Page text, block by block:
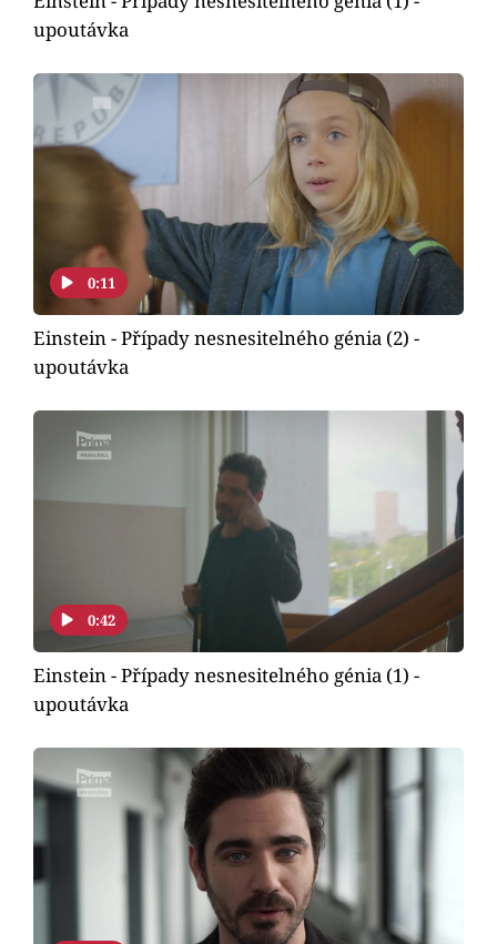
upoutávka
0:11
Einstein - Případy nesnesitelného génia (2) -
upoutávka
0:42
Einstein - Případy nesnesitelného génia (1) -
upoutávka